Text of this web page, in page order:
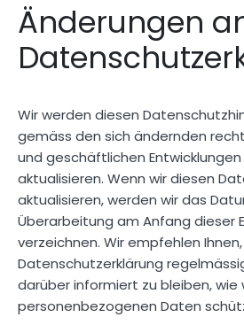
Änderungen
Wir werden diesen
gemäss den sich ändernden
und geschäftlichen
aktualisieren. Wenn wir diesen
aktualisieren, werden wir das
Überarbeitung am Anfang dieser
verzeichnen. Wir empfehlen
Datenschutzerklärung
darüber informiert zu bleiben, wie
personenbezogenen Daten